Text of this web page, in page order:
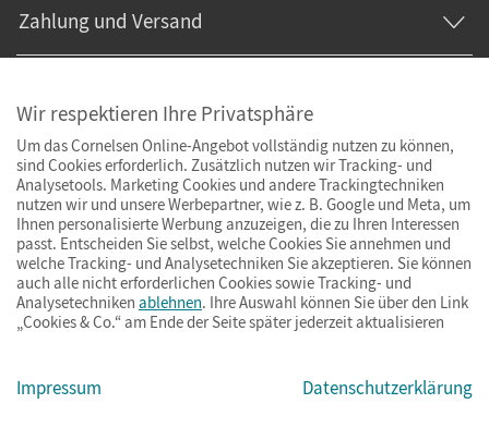
Zahlung und Versand
© Cornelsen Verlag 2026
ImpressumAGBDatenschutzBarrierefreiheitCookies & Co.
Wir respektieren Ihre Privatsphäre
Um das Cornelsen Online-Angebot vollständig nutzen zu können,
sind Cookies erforderlich. Zusätzlich nutzen wir Tracking- und
Analysetools. Marketing Cookies und andere Trackingtechniken
nutzen wir und unsere Werbepartner, wie z. B. Google und Meta, um
Ihnen personalisierte Werbung anzuzeigen, die zu Ihren Interessen
passt. Entscheiden Sie selbst, welche Cookies Sie annehmen und
welche Tracking- und Analysetechniken Sie akzeptieren. Sie können
auch alle nicht erforderlichen Cookies sowie Tracking- und
Analysetechniken ablehnen. Ihre Auswahl können Sie über den Link
„Cookies & Co.“ am Ende der Seite später jederzeit aktualisieren
Impressum Datenschutzerklärung